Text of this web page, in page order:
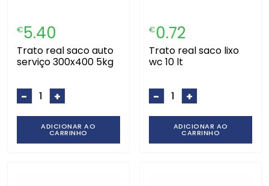
€5.40
trato real saco auto
serviço 300x400 5kg
- +
ADICIONAR AO
CARRINHO
€0.72
trato real saco lixo
wc 10 lt
- +
ADICIONAR AO
CARRINHO